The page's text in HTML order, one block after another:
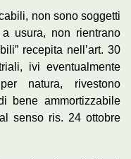
non sono soggetti
usura, non rientrano
recepita nell’art. 30
ivi eventualmente
natura, rivestono
bene ammortizzabile
senso ris. 24 ottobre